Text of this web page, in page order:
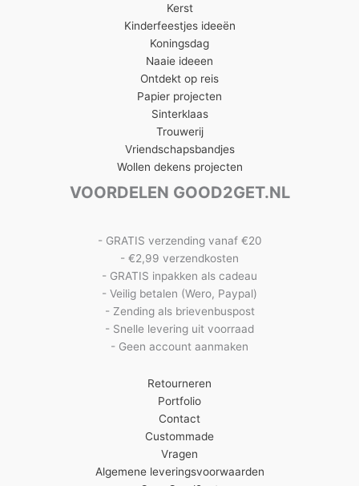
Kerst
Kinderfeestjes ideeën
Koningsdag
Naaie ideeen
Ontdekt op reis
Papier projecten
Sinterklaas
Trouwerij
Vriendschapsbandjes
Wollen dekens projecten
VOORDELEN GOOD2GET.NL
- GRATIS verzending vanaf €20
- €2,99 verzendkosten
- GRATIS inpakken als cadeau
- Veilig betalen (Wero, Paypal)
- Zending als brievenbuspost
- Snelle levering uit voorraad
- Geen account aanmaken
Retourneren
Portfolio
Contact
Custommade
Vragen
Algemene leveringsvoorwaarden